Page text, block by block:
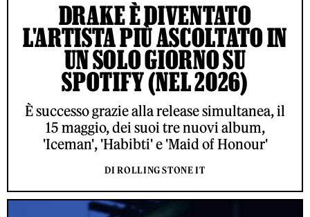
DRAKE È DIVENTATO
L'ARTISTA PIÙ ASCOLTATO IN
UN SOLO GIORNO SU
SPOTIFY (NEL 2026)
È successo grazie alla release simultanea, il
15 maggio, dei suoi tre nuovi album,
'Iceman', 'Habibti' e 'Maid of Honour'
DI ROLLING STONE IT